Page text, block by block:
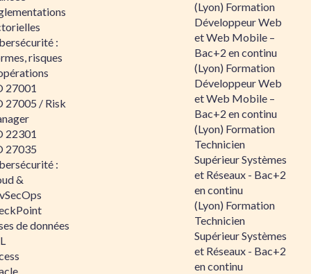
:
risques
27001
27005 / Risk
22301
27035
:
&
de données
(Lyon) Formation
Développeur Web
et Web Mobile –
Bac+2 en continu
(Lyon) Formation
Développeur Web
et Web Mobile –
Bac+2 en continu
(Lyon) Formation
Technicien
Supérieur Systèmes
et Réseaux - Bac+2
en continu
(Lyon) Formation
Technicien
Supérieur Systèmes
et Réseaux - Bac+2
en continu